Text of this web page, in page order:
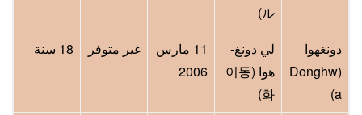
ル)
دونغهوا
(Donghw
a)
لي دونغ-
هوا (이동
화)
11 مارس
2006
غير متوفر 18 سنة